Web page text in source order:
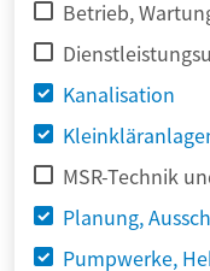
Betrieb,
Kanalisation
MSR-Technik
Planung,
Pumpwerke,